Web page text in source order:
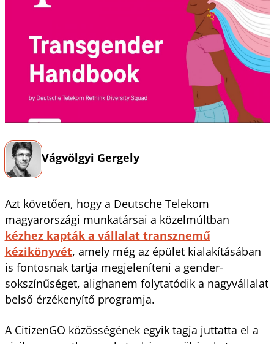
Vágvölgyi Gergely
Azt követően, hogy a Deutsche Telekom
magyarországi munkatársai a közelmúltban
kézhez kapták a vállalat transznemű
kézikönyvét, amely még az épület kialakításában
is fontosnak tartja megjeleníteni a gender-
sokszínűséget, alighanem folytatódik a nagyvállalat
belső érzékenyítő programja.
A CitizenGO közösségének egyik tagja juttatta el a